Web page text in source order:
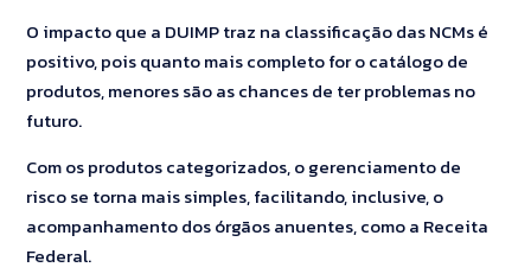
O impacto que a DUIMP traz na classificação das NCMs é
positivo, pois quanto mais completo for o catálogo de
produtos, menores são as chances de ter problemas no
futuro.
Com os produtos categorizados, o gerenciamento de
risco se torna mais simples, facilitando, inclusive, o
acompanhamento dos órgãos anuentes, como a Receita
Federal.